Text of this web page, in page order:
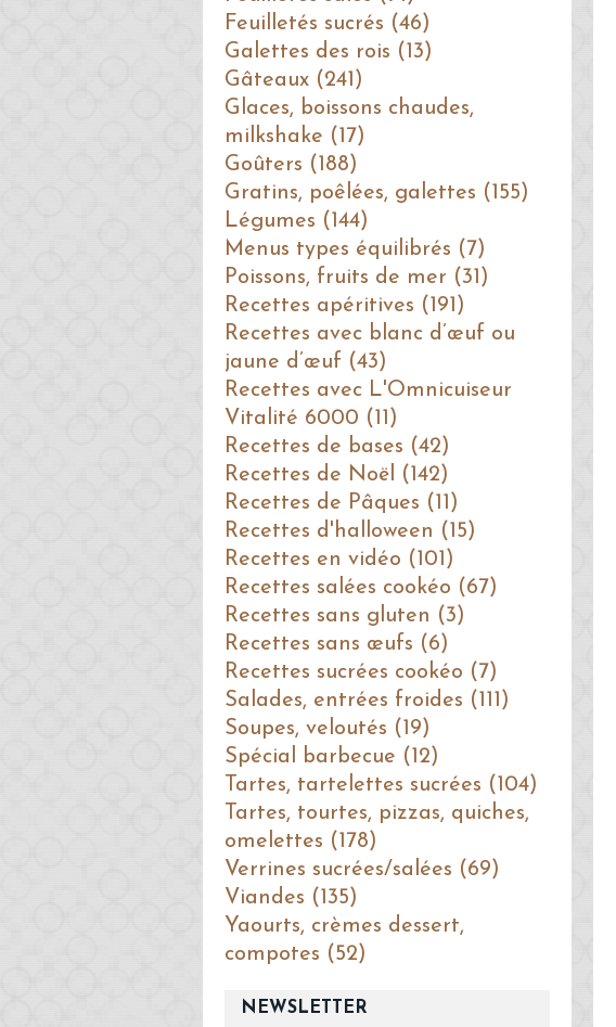
NEWSLETTER
Feuilletés sucrés (46)
Galettes des rois (13)
Gâteaux (241)
Glaces, boissons chaudes,
milkshake (17)
Goûters (188)
Gratins, poêlées, galettes (155)
Légumes (144)
Menus types équilibrés (7)
Poissons, fruits de mer (31)
Recettes apéritives (191)
Recettes avec blanc d’œuf ou
jaune d’œuf (43)
Recettes avec L'Omnicuiseur
Vitalité 6000 (11)
Recettes de bases (42)
Recettes de Noël (142)
Recettes de Pâques (11)
Recettes d'halloween (15)
Recettes en vidéo (101)
Recettes salées cookéo (67)
Recettes sans gluten (3)
Recettes sans œufs (6)
Recettes sucrées cookéo (7)
Salades, entrées froides (111)
Soupes, veloutés (19)
Spécial barbecue (12)
Tartes, tartelettes sucrées (104)
Tartes, tourtes, pizzas, quiches,
omelettes (178)
Verrines sucrées/salées (69)
Viandes (135)
Yaourts, crèmes dessert,
compotes (52)